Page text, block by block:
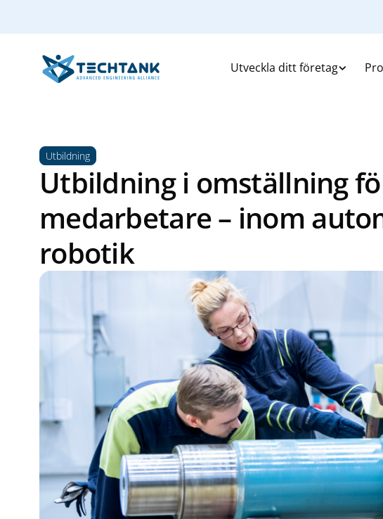
Utveckla ditt företag
Utbildning
Utbildning i omställning
medarbetare – inom
robotik